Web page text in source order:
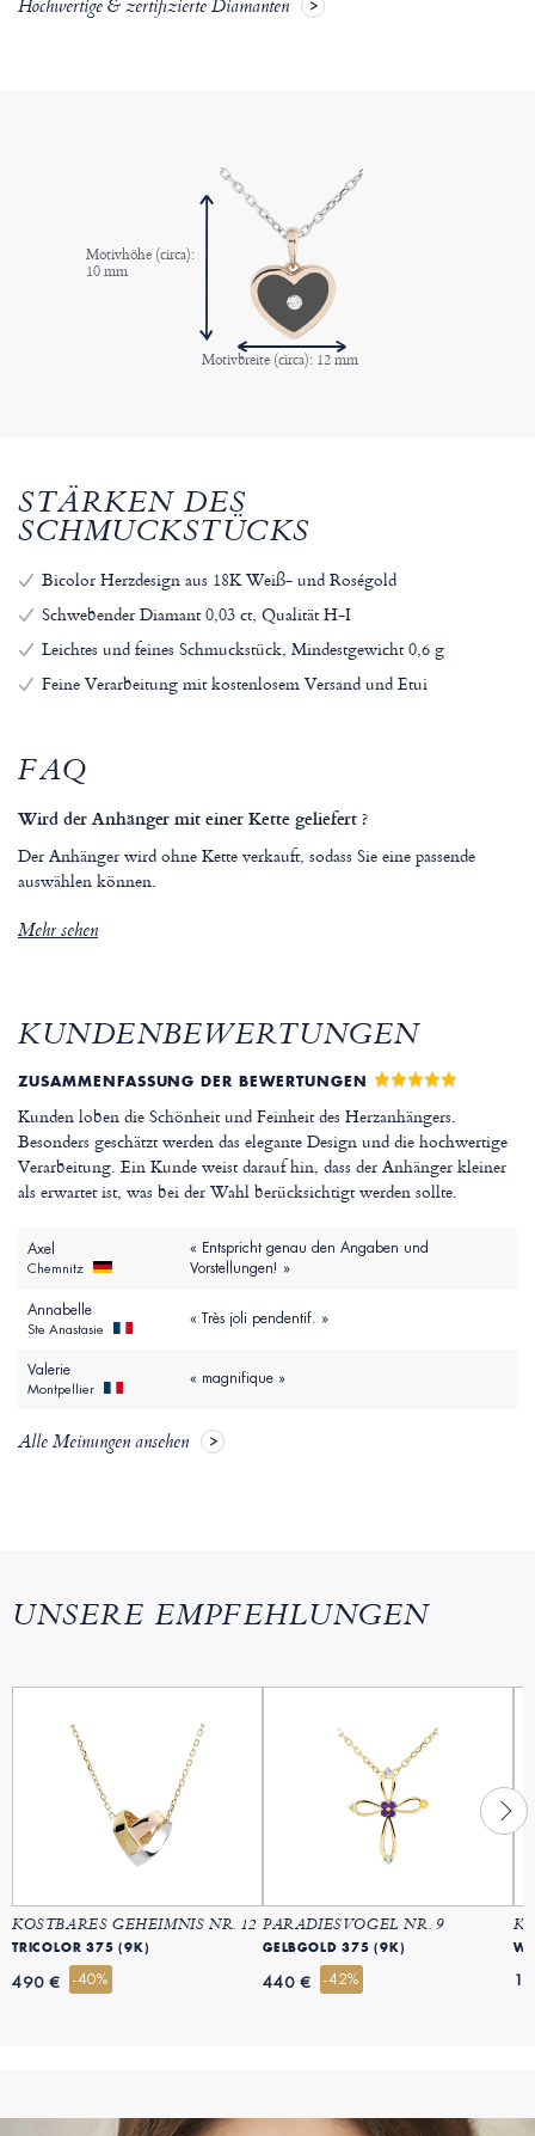
Hochwertige & zertifizierte Diamanten
Motivhöhe (circa):
10 mm
Motivbreite (circa): 12 mm
STÄRKEN DES
SCHMUCKSTÜCKS
Bicolor Herzdesign aus 18K Weiß- und Roségold
Schwebender Diamant 0,03 ct, Qualität H-I
Leichtes und feines Schmuckstück, Mindestgewicht 0,6 g
Feine Verarbeitung mit kostenlosem Versand und Etui
FAQ
Wird der Anhänger mit einer Kette geliefert ?
Der Anhänger wird ohne Kette verkauft, sodass Sie eine passende
auswählen können.
Mehr sehen
KUNDENBEWERTUNGEN
ZUSAMMENFASSUNG DER BEWERTUNGEN
Kunden loben die Schönheit und Feinheit des Herzanhängers.
Besonders geschätzt werden das elegante Design und die hochwertige
Verarbeitung. Ein Kunde weist darauf hin, dass der Anhänger kleiner
als erwartet ist, was bei der Wahl berücksichtigt werden sollte.
Axel
Chemnitz
« Entspricht genau den Angaben und
Vorstellungen! »
Annabelle
Ste Anastasie
« Très joli pendentif. »
Valerie
Montpellier
« magnifique »
Alle Meinungen ansehen
UNSERE EMPFEHLUNGEN
KOSTBARES GEHEIMNIS NR. 12
TRICOLOR 375 (9K)
490 € -40%
PARADIESVOGEL NR. 9
GELBGOLD 375 (9K)
440 € -42%